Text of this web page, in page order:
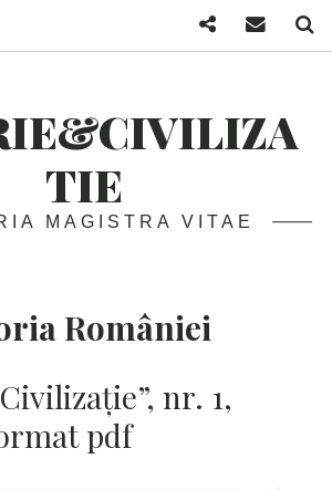
TIE
MAGISTRA VITAE
României
nr. 1,
pdf
FacebookMail